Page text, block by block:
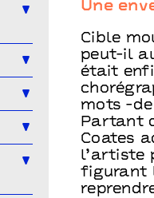
Une
Cible
peut-il
était
mots -
Partant
Coates
l’artiste
figurant